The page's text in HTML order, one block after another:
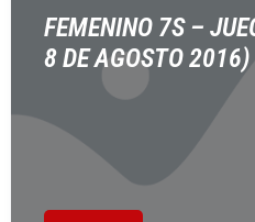
FEMENINO 7S –
8 DE AGOSTO 2016)